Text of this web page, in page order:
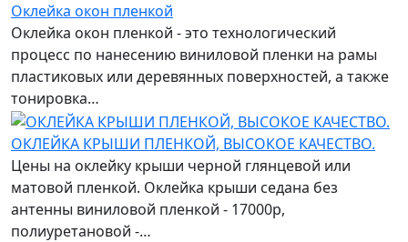
Оклейка окон пленкой
Оклейка окон пленкой - это технологический
процесс по нанесению виниловой пленки на рамы
пластиковых или деревянных поверхностей, а также
тонировка…
ОКЛЕЙКА КРЫШИ ПЛЕНКОЙ, ВЫСОКОЕ КАЧЕСТВО.
Цены на оклейку крыши черной глянцевой или
матовой пленкой. Оклейка крыши седана без
антенны виниловой пленкой - 17000р,
полиуретановой -…